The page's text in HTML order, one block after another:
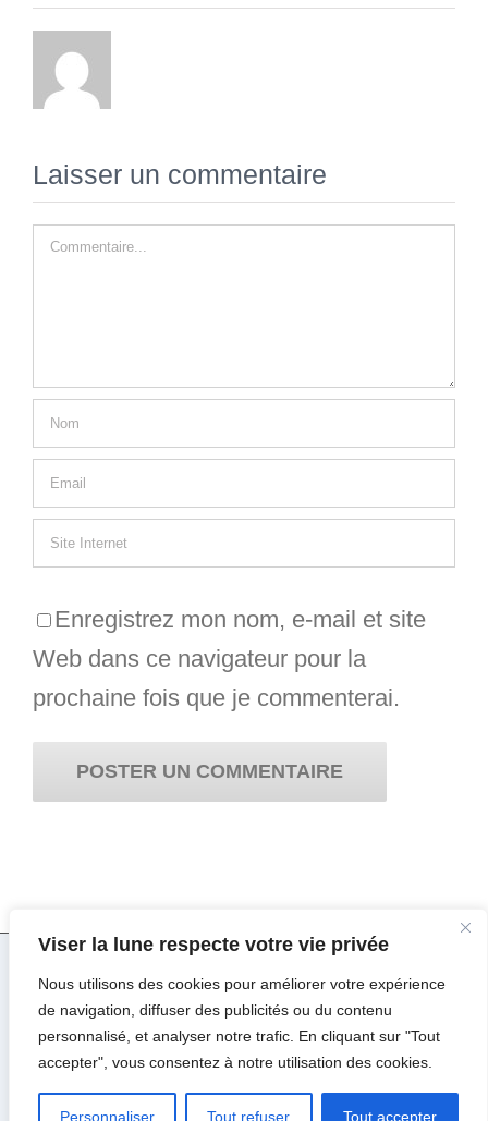
Viser la lune respecte votre vie privée
Nous utilisons des cookies pour améliorer votre expérience
de navigation, diffuser des publicités ou du contenu
personnalisé, et analyser notre trafic. En cliquant sur "Tout
accepter", vous consentez à notre utilisation des cookies.
Personnaliser Tout refuser Tout accepter
Laisser un commentaire
Commentaire
Enregistrez mon nom, e-mail et site
Web dans ce navigateur pour la
prochaine fois que je commenterai.
© Copyright 2017 -2026 | Viser la Lune parMajor
Design| Tous droits réservés | Mentions Légales
FacebookInstagramPinterest